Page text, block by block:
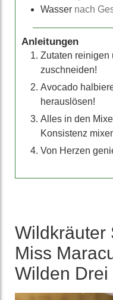
Wasser nach
Anleitungen
Zutaten reinigen
zuschneiden!
Avocado
herauslösen!
Alles in den
Konsistenz
Von Herzen
Wild­kräuter
Miss
Wilden Drei